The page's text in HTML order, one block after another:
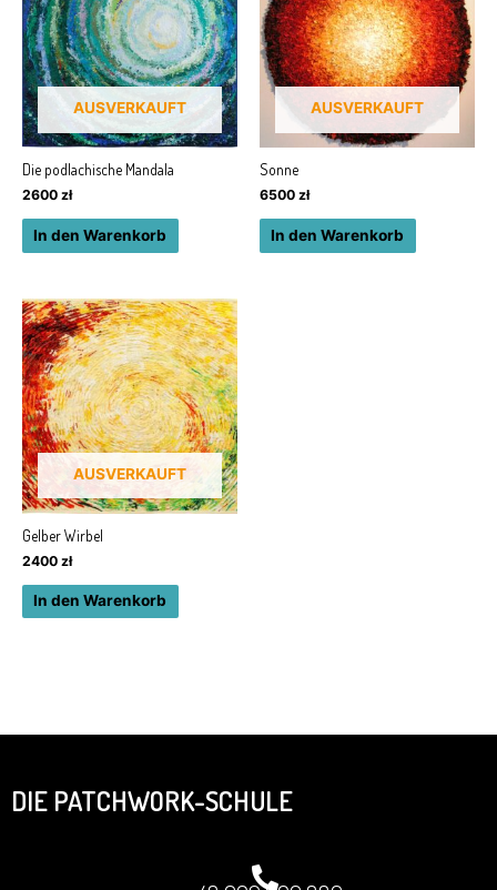
AUSVERKAUFT
Die podlachische Mandala
2600 zł
In den Warenkorb
AUSVERKAUFT
Sonne
6500 zł
In den Warenkorb
AUSVERKAUFT
Gelber Wirbel
2400 zł
In den Warenkorb
DIE PATCHWORK-SCHULE